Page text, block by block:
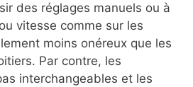
des réglages manuels ou à
vitesse comme sur les
moins onéreux que les
Par contre, les
interchangeables et les